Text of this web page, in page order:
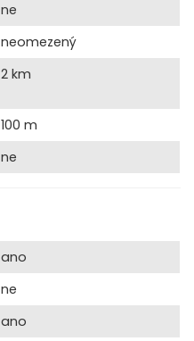
ne
neomezený
2 km
100 m
ne
ano
ne
ano